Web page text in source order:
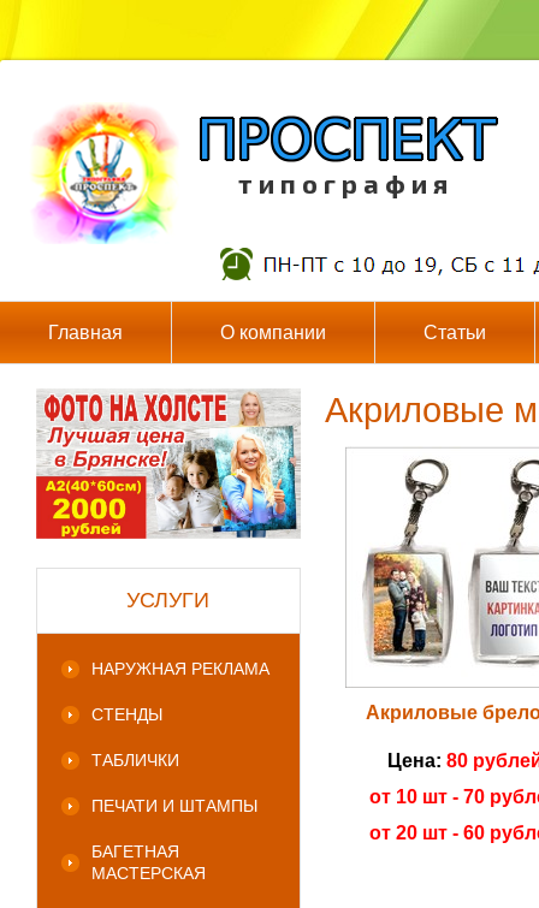
т и п о г р а ф и я
Главная О компании Статьи
УСЛУГИ
НАРУЖНАЯ РЕКЛАМА
СТЕНДЫ
ТАБЛИЧКИ
ПЕЧАТИ И ШТАМПЫ
БАГЕТНАЯ
МАСТЕРСКАЯ
Акриловые
Акриловые
Цена: 80
от 10 шт - 70
от 20 шт - 60